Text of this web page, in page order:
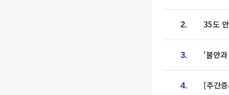
2. 35도
3. '불안
4. [주간